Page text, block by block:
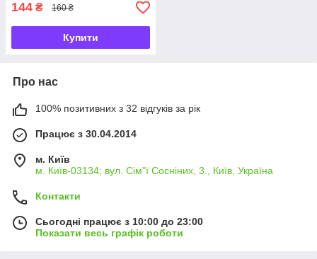
144 ₴ 160 ₴
Купити
Про нас
100% позитивних з 32 відгуків за рік
Працює з 30.04.2014
м. Київ
м. Київ-03134; вул. Сім"ї Сосніних, 3., Київ, Україна
Контакти
Сьогодні працює з 10:00 до 23:00
Показати весь графік роботи